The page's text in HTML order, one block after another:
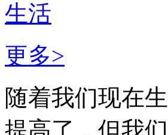
生活
更多>
随着我们现在